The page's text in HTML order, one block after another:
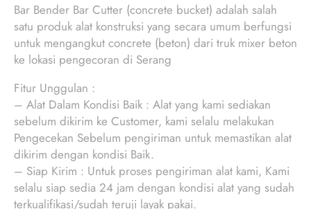
Bar Bender Bar Cutter (concrete bucket) adalah salah
satu produk alat konstruksi yang secara umum berfungsi
untuk mengangkut concrete (beton) dari truk mixer beton
ke lokasi pengecoran di Serang
Fitur Unggulan :
– Alat Dalam Kondisi Baik : Alat yang kami sediakan
sebelum dikirim ke Customer, kami selalu melakukan
Pengecekan Sebelum pengiriman untuk memastikan alat
dikirim dengan kondisi Baik.
– Siap Kirim : Untuk proses pengiriman alat kami, Kami
selalu siap sedia 24 jam dengan kondisi alat yang sudah
terkualifikasi/sudah teruji layak pakai.